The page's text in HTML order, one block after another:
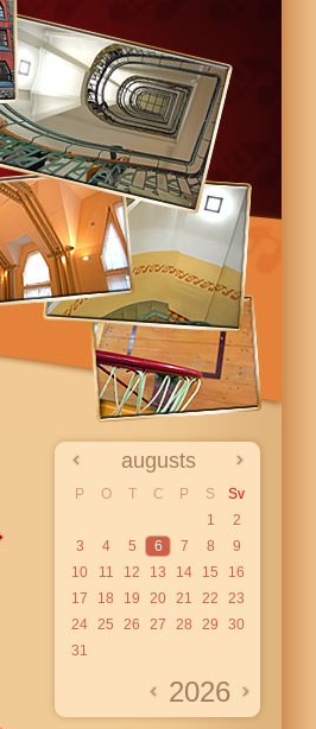
augusts
P O T C P S
Sv
1
2
3
4 5 6 7 8
9
10
11 12 13 14 15
16
17
18 19 20 21 22
23
24 25 26 27 28 29
30
31
2026